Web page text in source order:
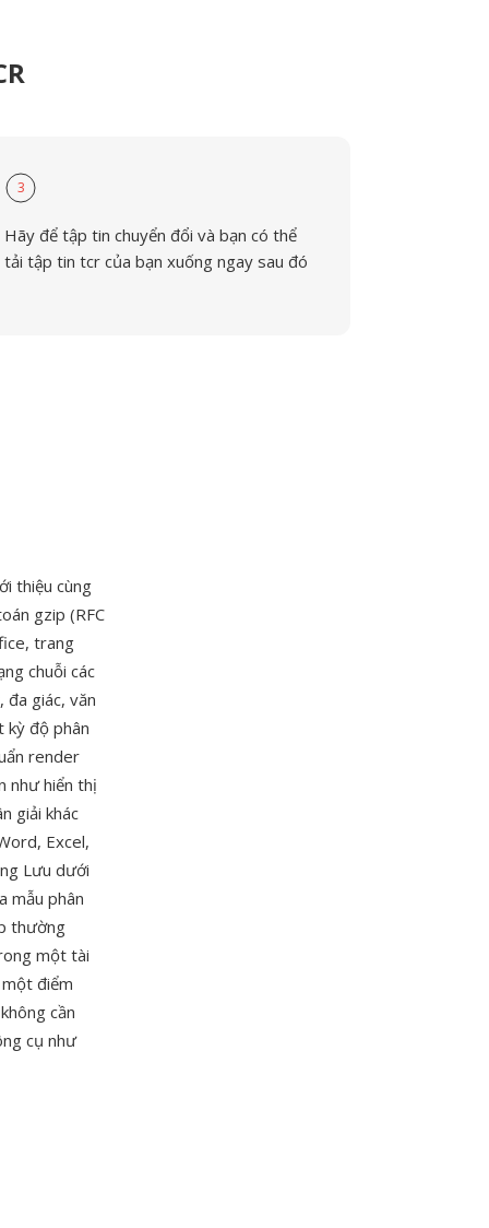
3
Hãy để tập tin chuyển đổi và bạn có thể
tải tập tin tcr của bạn xuống ngay sau đó
thiệu cùng
gzip (RFC
trang
chuỗi các
giác, văn
kỳ độ phân
render
như hiển thị
giải khác
Excel,
Lưu dưới
mẫu phân
thường
một tài
điểm
cần
cụ như